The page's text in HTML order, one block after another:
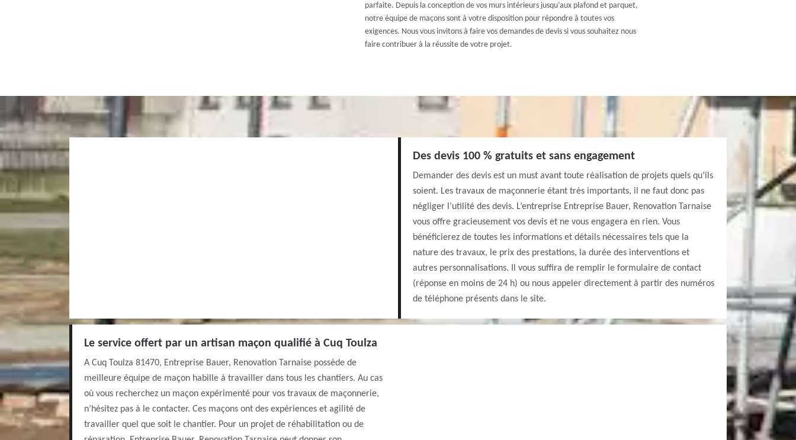
parfaite. Depuis la conception de vos murs intérieurs jusqu’aux plafond et parquet,
notre équipe de maçons sont à votre disposition pour répondre à toutes vos
exigences. Nous vous invitons à faire vos demandes de devis si vous souhaitez nous
faire contribuer à la réussite de votre projet.
Des devis 100 % gratuits et sans engagement
Demander des devis est un must avant toute réalisation de projets quels qu’ils
soient. Les travaux de maçonnerie étant très importants, il ne faut donc pas
négliger l’utilité des devis. L’entreprise Entreprise Bauer, Renovation Tarnaise
vous offre gracieusement vos devis et ne vous engagera en rien. Vous
bénéficierez de toutes les informations et détails nécessaires tels que la
nature des travaux, le prix des prestations, la durée des interventions et
autres personnalisations. Il vous suffira de remplir le formulaire de contact
(réponse en moins de 24 h) ou nous appeler directement à partir des numéros
de téléphone présents dans le site.
Le service offert par un artisan maçon qualifié à Cuq Toulza
A Cuq Toulza 81470, Entreprise Bauer, Renovation Tarnaise possède de
meilleure équipe de maçon habille à travailler dans tous les chantiers. Au cas
où vous recherchez un maçon expérimenté pour vos travaux de maçonnerie,
n’hésitez pas à le contacter. Ces maçons ont des expériences et agilité de
travailler quel que soit le chantier. Pour un projet de réhabilitation ou de